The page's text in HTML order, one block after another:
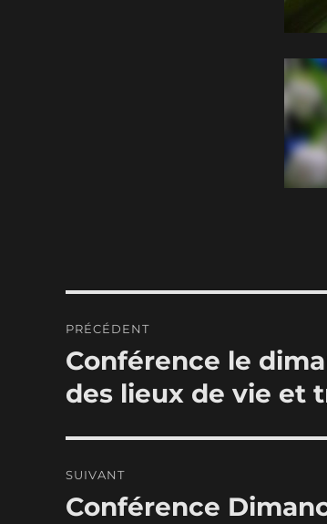
de
l’article
PRÉCÉDENT
Publication
précédente :
Conférence le
des lieux de vie et
SUIVANT
Publication
Conférence